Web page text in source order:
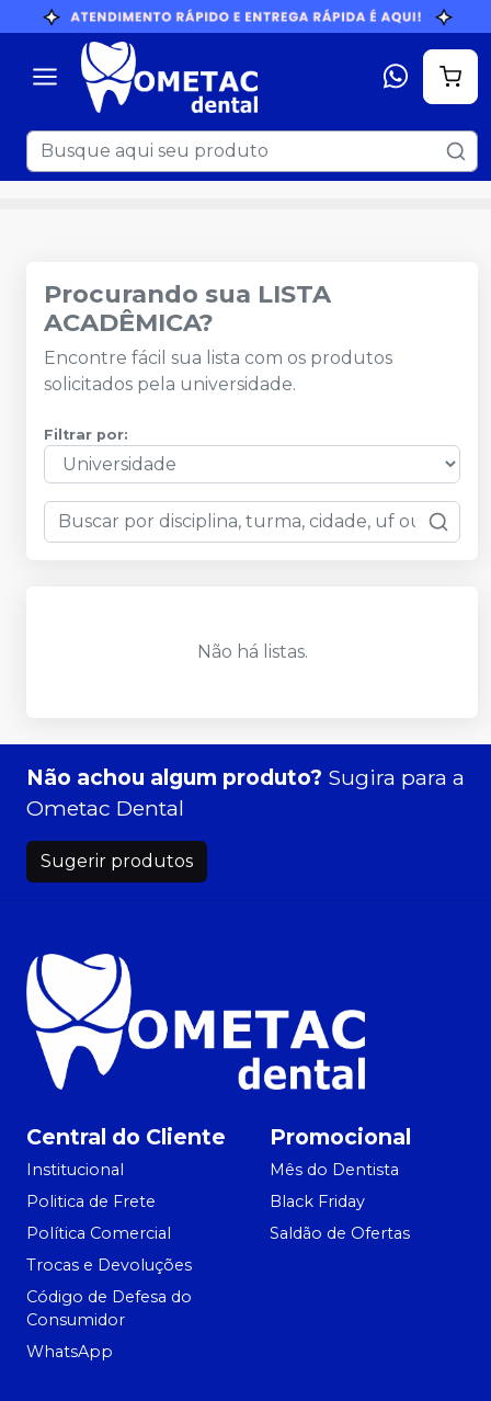
Procurando sua LISTA
ACADÊMICA?
Encontre fácil sua lista com os produtos
solicitados pela universidade.
Filtrar por:
Não há listas.
Não achou algum produto? Sugira para a
Ometac Dental
Sugerir produtos
Central do Cliente
Institucional
Politica de Frete
Política Comercial
Trocas e Devoluções
Código de Defesa do
Consumidor
WhatsApp
Promocional
Mês do Dentista
Black Friday
Saldão de Ofertas